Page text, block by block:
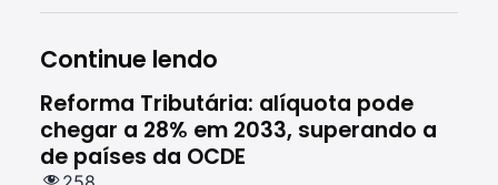
Continue lendo
Reforma Tributária: alíquota pode
chegar a 28% em 2033, superando a
de países da OCDE